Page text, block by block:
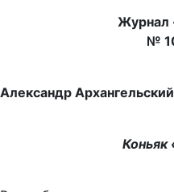
Журнал
№
Александр Архангельский
Коньяк